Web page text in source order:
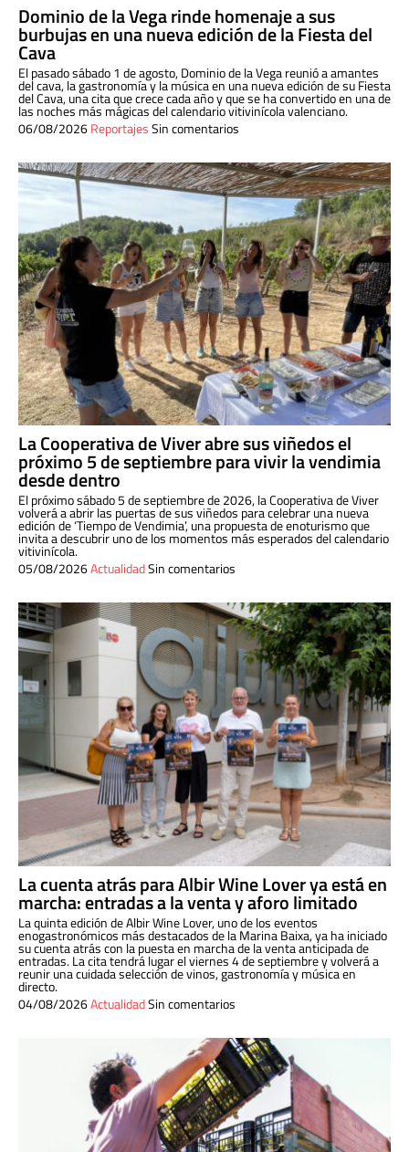
Dominio de la Vega rinde homenaje a sus
burbujas en una nueva edición de la Fiesta del
Cava
El pasado sábado 1 de agosto, Dominio de la Vega reunió a amantes
del cava, la gastronomía y la música en una nueva edición de su Fiesta
del Cava, una cita que crece cada año y que se ha convertido en una de
las noches más mágicas del calendario vitivinícola valenciano.
06/08/2026ReportajesSin comentarios
La Cooperativa de Viver abre sus viñedos el
próximo 5 de septiembre para vivir la vendimia
desde dentro
El próximo sábado 5 de septiembre de 2026, la Cooperativa de Viver
volverá a abrir las puertas de sus viñedos para celebrar una nueva
edición de ‘Tiempo de Vendimia’, una propuesta de enoturismo que
invita a descubrir uno de los momentos más esperados del calendario
vitivinícola.
05/08/2026ActualidadSin comentarios
La cuenta atrás para Albir Wine Lover ya está en
marcha: entradas a la venta y aforo limitado
La quinta edición de Albir Wine Lover, uno de los eventos
enogastronómicos más destacados de la Marina Baixa, ya ha iniciado
su cuenta atrás con la puesta en marcha de la venta anticipada de
entradas. La cita tendrá lugar el viernes 4 de septiembre y volverá a
reunir una cuidada selección de vinos, gastronomía y música en
directo.
04/08/2026ActualidadSin comentarios